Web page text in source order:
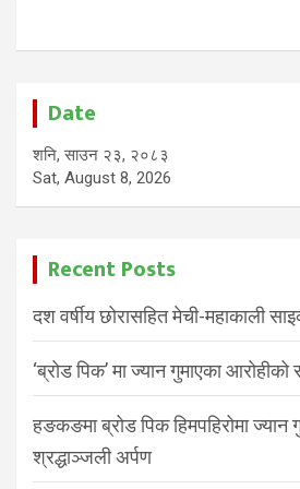
Date
शनि, साउन २३, २०८३
Sat, August 8, 2026
Recent Posts
दश वर्षीय छोरासहित मेची-महाकाली
‘ब्रोड पिक’ मा ज्यान गुमाएका
हङकङमा ब्रोड पिक हिमपहिरोमा ज्यान
श्रद्धाञ्जली अर्पण